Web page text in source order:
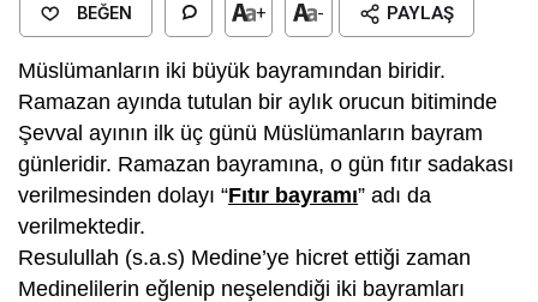
BEĞEN + - PAYLAŞ
Müslümanların iki büyük bayramından biridir.
Ramazan ayında tutulan bir aylık orucun bitiminde
Şevval ayının ilk üç günü Müslümanların bayram
günleridir. Ramazan bayramına, o gün fıtır sadakası
verilmesinden dolayı “Fıtır bayramı” adı da
verilmektedir.
Resulullah (s.a.s) Medine’ye hicret ettiği zaman
Medinelilerin eğlenip neşelendiği iki bayramları